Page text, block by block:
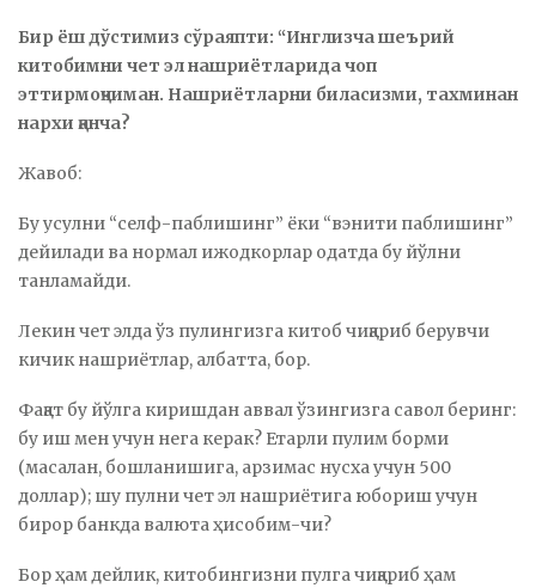
Бир ёш дўстимиз сўраяпти: “Инглизча шеърий
китобимни чет эл нашриётларида чоп
эттирмоқчиман. Нашриётларни биласизми, тахминан
нархи қанча?
Жавоб:
Бу усулни “селф-паблишинг” ёки “вэнити паблишинг”
дейилади ва нормал ижодкорлар одатда бу йўлни
танламайди.
Лекин чет элда ўз пулингизга китоб чиқариб берувчи
кичик нашриётлар, албатта, бор.
Фақат бу йўлга киришдан аввал ўзингизга савол беринг:
бу иш мен учун нега керак? Етарли пулим борми
(масалан, бошланишига, арзимас нусха учун 500
доллар); шу пулни чет эл нашриётига юбориш учун
бирор банкда валюта ҳисобим-чи?
Бор ҳам дейлик, китобингизни пулга чиқариб ҳам